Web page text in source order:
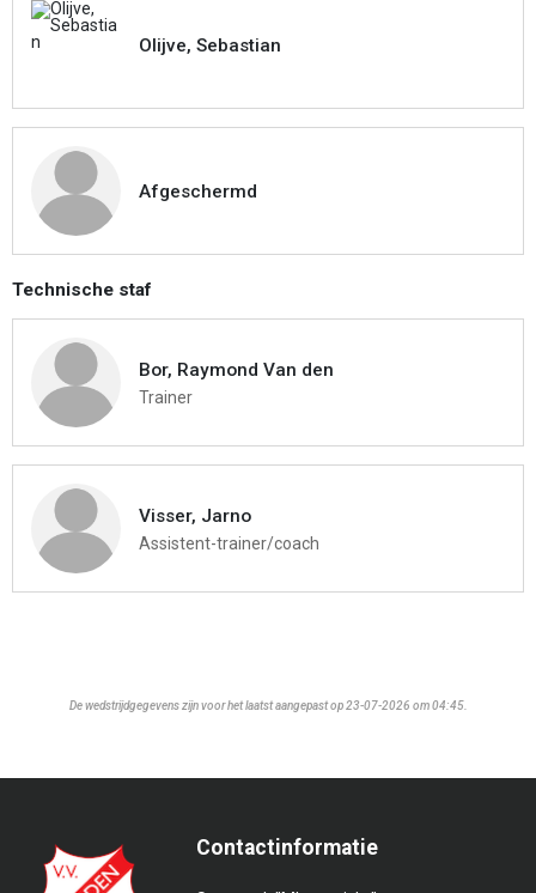
Olijve, Sebastian
Afgeschermd
Technische staf
Bor, Raymond Van den
Trainer
Visser, Jarno
Assistent-trainer/coach
De wedstrijdgegevens zijn voor het laatst aangepast op 23-07-2026 om 04:45.
Contactinformatie